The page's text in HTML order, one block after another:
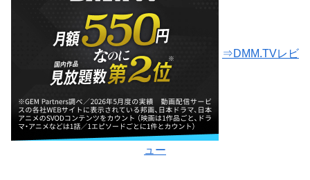
⇒DMM.TVレビ
ュー